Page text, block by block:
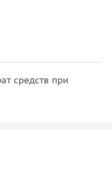
средств при